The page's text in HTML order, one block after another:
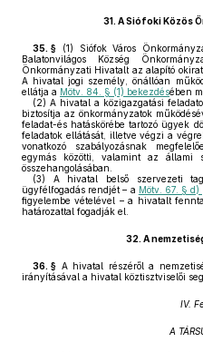
31. A Siófoki Közös
35. § (1) Siófok Város
Balatonvilágos Község
Önkormányzati Hivatalt az alapító
A hivatal jogi személy, önállóan
ellátja a Mötv. 84. § (1) bekezdésében
(2) A hivatal a közigazgatási
biztosítja az önkormányzatok
feladat-és hatáskörébe tartozó ügyek
feladatok ellátását, illetve végzi a
vonatkozó szabályozásnak
egymás közötti, valamint az állami
összehangolásában.
(3) A hivatal belső szervezeti
ügyfélfogadás rendjét – a Mötv. 67. § d)
figyelembe vételével – a hivatalt
határozattal fogadják el.
32. A
36. § A hivatal részéről a
irányításával a hivatal köztisztviselői
IV.
A